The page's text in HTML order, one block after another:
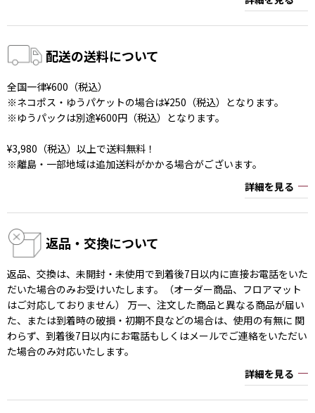
配送の送料について
全国一律¥600（税込）
※ネコポス・ゆうパケットの場合は¥250（税込）となります。
※ゆうパックは別途¥600円（税込）となります。
¥3,980（税込）以上で送料無料！
※離島・一部地域は追加送料がかかる場合がございます。
詳細を見る
返品・交換について
返品、交換は、未開封・未使用で到着後7日以内に直接お電話をいた
だいた場合のみお受けいたします。（オーダー商品、フロアマット
はご対応しておりません） 万一、注文した商品と異なる商品が届い
た、または到着時の破損・初期不良などの場合は、使用の有無に 関
わらず、到着後7日以内にお電話もしくはメールでご連絡をいただい
た場合のみ対応いたします。
詳細を見る